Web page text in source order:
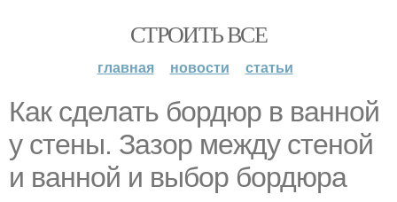
СТРОИТЬ ВСЕ
главная новости статьи
Как сделать бордюр в ванной
у стены. Зазор между стеной
и ванной и выбор бордюра